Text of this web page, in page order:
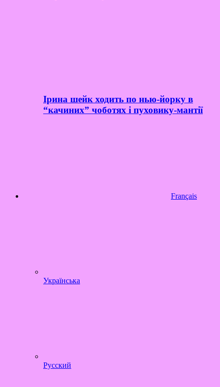
Ірина шейк ходить по нью-йорку в
“качиних” чоботях і пуховику-мантії
Français
Українська
Русский